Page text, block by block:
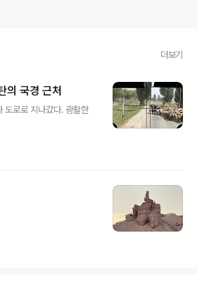
더보기
의 국경 근처
도로로 지나갔다. 광활한